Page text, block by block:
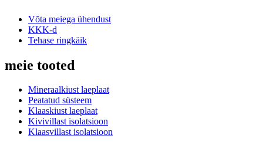
Võta meiega ühendust
KKK-d
Tehase ringkäik
meie tooted
Mineraalkiust laeplaat
Peatatud süsteem
Klaaskiust laeplaat
Kivivillast isolatsioon
Klaasvillast isolatsioon